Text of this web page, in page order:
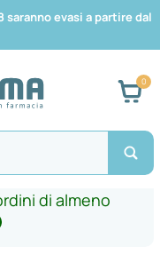
evasi a partire dal
di almeno